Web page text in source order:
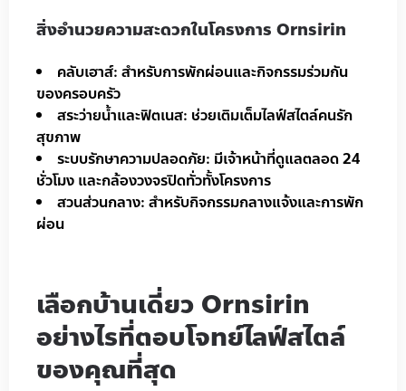
สิ่งอำนวยความสะดวกในโครงการ Ornsirin
คลับเฮาส์: สำหรับการพักผ่อนและกิจกรรมร่วมกัน
ของครอบครัว
สระว่ายน้ำและฟิตเนส: ช่วยเติมเต็มไลฟ์สไตล์คนรัก
สุขภาพ
ระบบรักษาความปลอดภัย: มีเจ้าหน้าที่ดูแลตลอด 24
ชั่วโมง และกล้องวงจรปิดทั่วทั้งโครงการ
สวนส่วนกลาง: สำหรับกิจกรรมกลางแจ้งและการพัก
ผ่อน
เลือกบ้านเดี่ยว Ornsirin
อย่างไรที่ตอบโจทย์ไลฟ์สไตล์
ของคุณที่สุด